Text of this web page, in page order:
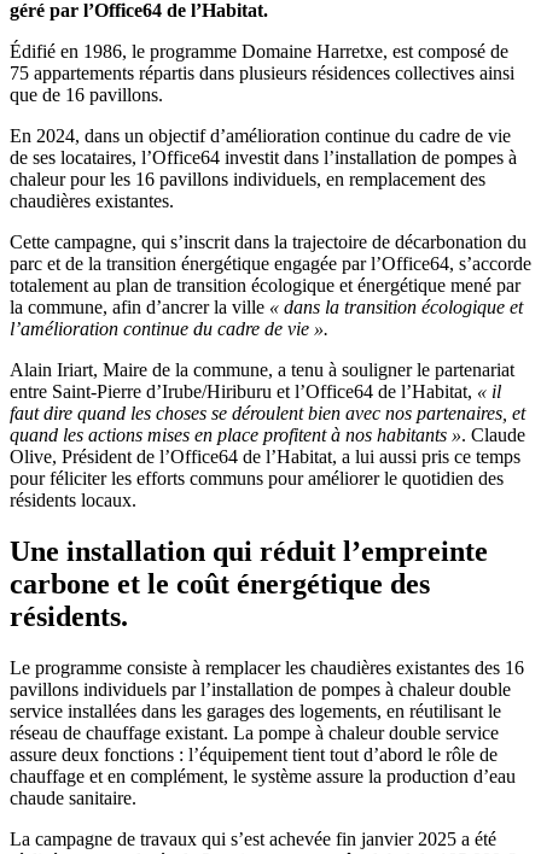
géré par l’Office64 de l’Habitat.
Édifié en 1986, le programme Domaine Harretxe, est composé de
75 appartements répartis dans plusieurs résidences collectives ainsi
que de 16 pavillons.
En 2024, dans un objectif d’amélioration continue du cadre de vie
de ses locataires, l’Office64 investit dans l’installation de pompes à
chaleur pour les 16 pavillons individuels, en remplacement des
chaudières existantes.
Cette campagne, qui s’inscrit dans la trajectoire de décarbonation du
parc et de la transition énergétique engagée par l’Office64, s’accorde
totalement au plan de transition écologique et énergétique mené par
la commune, afin d’ancrer la ville « dans la transition écologique et
l’amélioration continue du cadre de vie ».
Alain Iriart, Maire de la commune, a tenu à souligner le partenariat
entre Saint-Pierre d’Irube/Hiriburu et l’Office64 de l’Habitat, « il
faut dire quand les choses se déroulent bien avec nos partenaires, et
quand les actions mises en place profitent à nos habitants ». Claude
Olive, Président de l’Office64 de l’Habitat, a lui aussi pris ce temps
pour féliciter les efforts communs pour améliorer le quotidien des
résidents locaux.
Une installation qui réduit l’empreinte
carbone et le coût énergétique des
résidents.
Le programme consiste à remplacer les chaudières existantes des 16
pavillons individuels par l’installation de pompes à chaleur double
service installées dans les garages des logements, en réutilisant le
réseau de chauffage existant. La pompe à chaleur double service
assure deux fonctions : l’équipement tient tout d’abord le rôle de
chauffage et en complément, le système assure la production d’eau
chaude sanitaire.
La campagne de travaux qui s’est achevée fin janvier 2025 a été